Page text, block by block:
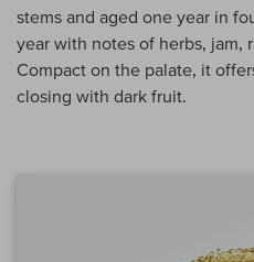
stems and aged one year in
year with notes of herbs, jam,
Compact on the palate, it
closing with dark fruit.